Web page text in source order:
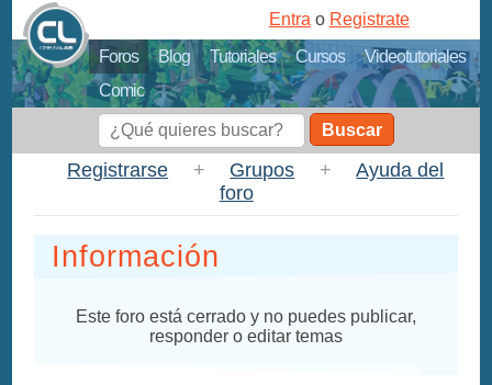
Foros Blog Tutoriales Cursos
Videotutoriales
Comic
Entra o Registrate
Buscar
Registrarse + Grupos +
Ayuda del
foro
Información
Este foro está cerrado y no puedes publicar,
responder o editar temas